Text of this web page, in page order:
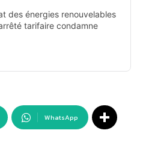
des énergies renouvelables
tarifaire condamne
WhatsApp